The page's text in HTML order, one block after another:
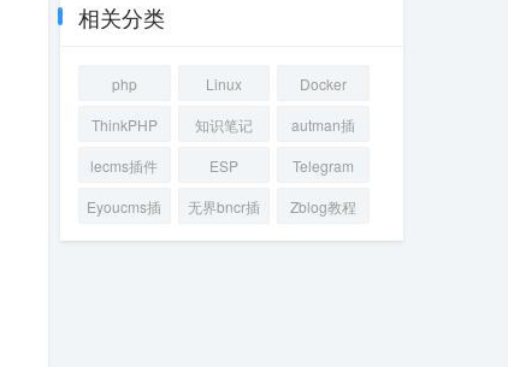
相关分类
php Linux
Docker
ThinkPHP
知识笔记
autman插
件
lecms插件 ESP
Telegram
Eyoucms插
件
无界bncr插
件
Zblog教程